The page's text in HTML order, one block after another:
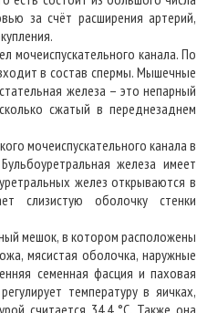
за счёт расширения артерий,
канала. По
в состав спермы. Мышечные
железа – это непарный
сжатый в переднезаднем
мочеиспускательного канала в
железа имеет
желез открываются в
слизистую оболочку стенки
мешок, в котором расположены
мясистая оболочка, наружные
семенная фасция и паховая
температуру в яичках,
считается 34,4 °С. Также она